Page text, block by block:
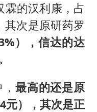
霖的汉利康，占
其次是原研药罗
），信达的达
最高的还是原
元），其次是正